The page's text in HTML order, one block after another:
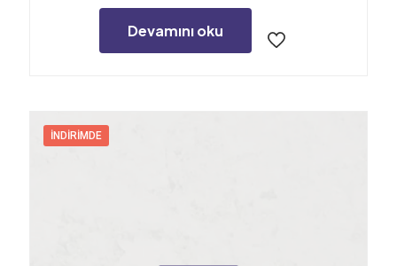
1.640,00₺.
Devamını oku
İNDIRIMDE